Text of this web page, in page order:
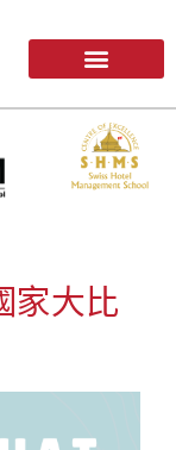
家大比